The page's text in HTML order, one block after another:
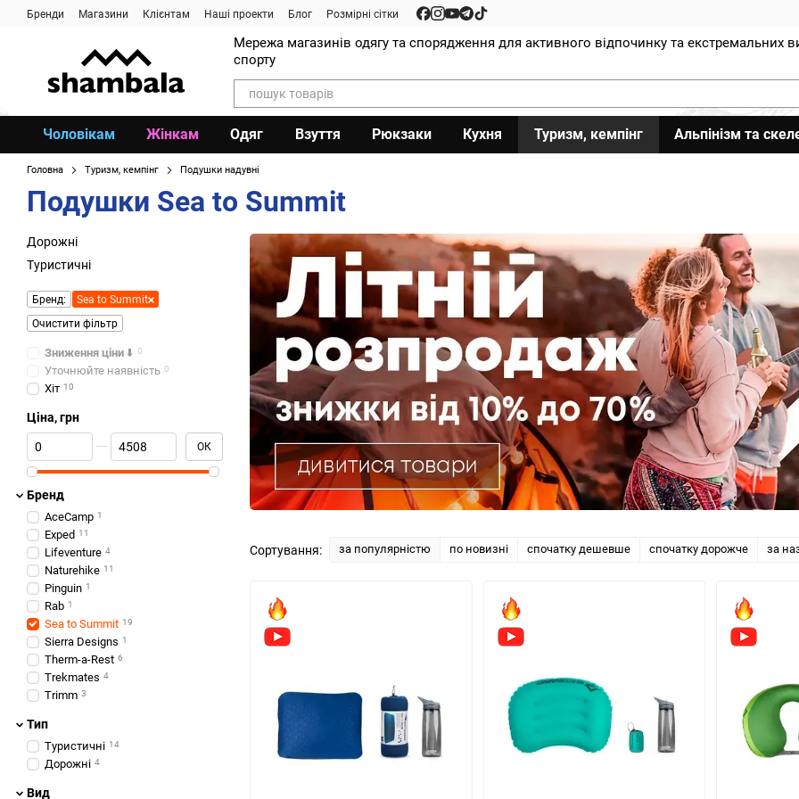
Перейти до основного контенту
Бренди Магазини Клієнтам Наші проекти Блог Розмірні сітки
Мережа магазинів одягу та спорядження для активного відпочинку та екстремальних
спорту
Чоловікам Жінкам Одяг Взуття Рюкзаки Кухня Туризм, кемпінг Альпінізм та
Головна Туризм, кемпінг Подушки надувні
Подушки Sea to Summit
Сортування: за популярністю по новизні спочатку дешевше спочатку дорожче за
Дорожні
Туристичні
Бренд:
Sea to Summit
Очистити фільтр
Зниження ціни ⬇️ 0
Уточнюйте наявність 0
Хіт 10
Ціна, грн
Від Ціна, грн
До Ціна, грн ОК
Бренд
AceCamp 1
Exped 11
Lifeventure 4
Naturehike 11
Pinguin 1
Rab 1
Sea to Summit 19
Sierra Designs 1
Therm-a-Rest 6
Trekmates 4
Trimm 3
Тип
Туристичні 14
Дорожні 4
Вид